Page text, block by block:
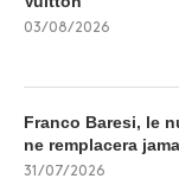
03/08/2026
Franco Baresi, le
ne remplacera
31/07/2026